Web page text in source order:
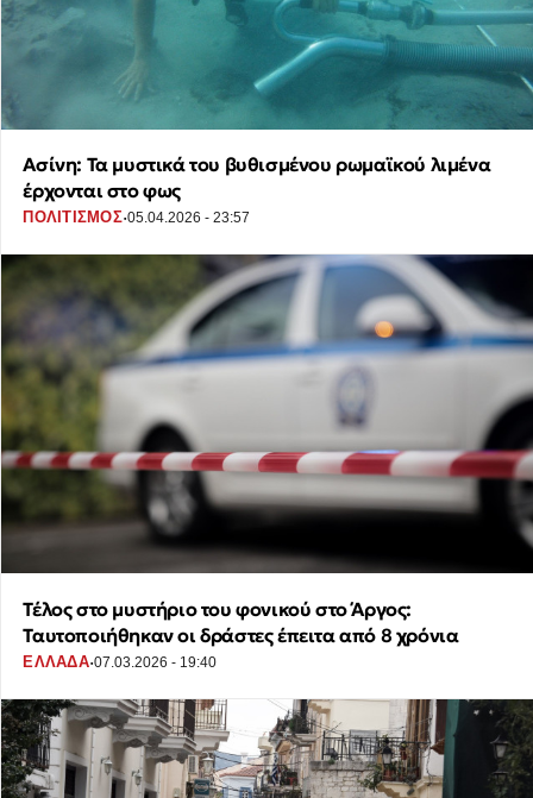
Ασίνη: Τα μυστικά του βυθισμένου ρωμαϊκού λιμένα
έρχονται στο φως
ΠΟΛΙΤΙΣΜΟΣ·05.04.2026 - 23:57
Τέλος στο μυστήριο του φονικού στο Άργος:
Ταυτοποιήθηκαν οι δράστες έπειτα από 8 χρόνια
ΕΛΛΑΔΑ·07.03.2026 - 19:40